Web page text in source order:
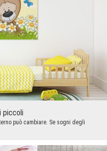
piccoli
può cambiare. Se sogni degli